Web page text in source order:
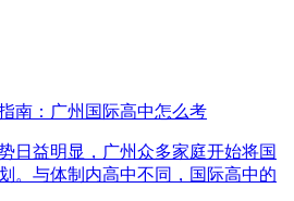
南：广州国际高中怎么考
日益明显，广州众多家庭开始将国
。与体制内高中不同，国际高中的